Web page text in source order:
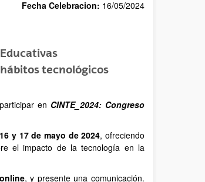
Fecha Celebracion: 16/05/2024
tecnológicos
en CINTE_2024: Congreso
16 y 17 de mayo de 2024, ofreciendo
el impacto de la tecnología en la
, y presente una comunicación.